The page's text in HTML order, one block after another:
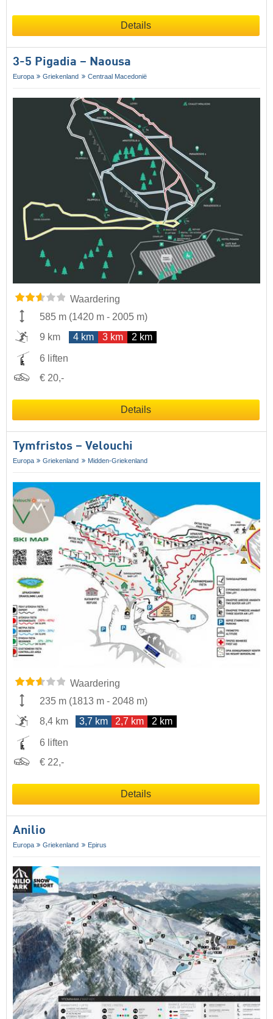
Details
3-5 Pigadia – Naousa
Europa Griekenland Centraal Macedonië
Waardering
585 m (1420 m - 2005 m)
9 km
4 km 3 km 2 km
6 liften
€ 20,-
Details
Tymfristos – Velouchi
Europa Griekenland Midden-Griekenland
Waardering
235 m (1813 m - 2048 m)
8,4 km
3,7 km 2,7 km 2 km
6 liften
€ 22,-
Details
Anilio
Europa Griekenland Epirus